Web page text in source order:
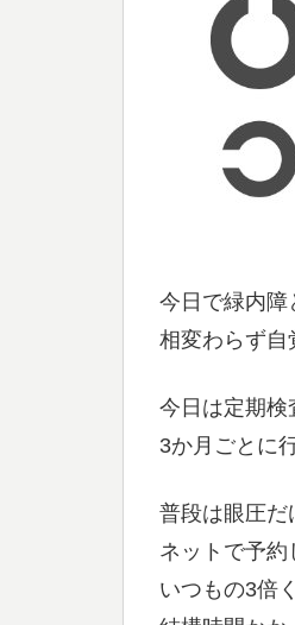
今日で緑内障
相変わらず自
今日は定期検
3か月ごとに
普段は眼圧だ
ネットで予約
いつもの3倍